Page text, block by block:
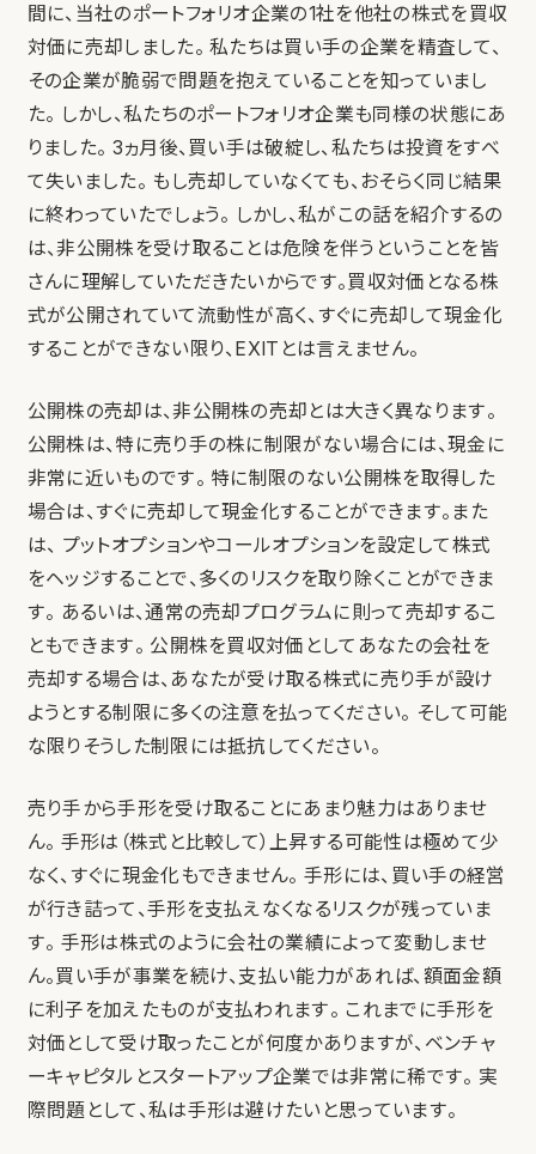
間に、当社のポートフォリオ企業の1社を他社の株式を買収
対価に売却しました。 私たちは買い手の企業を精査して、
その企業が脆弱で問題を抱えていることを知っていまし
た。 しかし、私たちのポートフォリオ企業も同様の状態にあ
りました。 3ヵ月後、買い手は破綻し、私たちは投資をすべ
て失いました。 もし売却していなくても、おそらく同じ結果
に終わっていたでしょう。 しかし、私がこの話を紹介するの
は、非公開株を受け取ることは危険を伴うということを皆
さんに理解していただきたいからです。買収対価となる株
式が公開されていて流動性が高く、すぐに売却して現金化
することができない限り、EXITとは言えません。
公開株の売却は、非公開株の売却とは大きく異なります。
公開株は、特に売り手の株に制限がない場合には、現金に
非常に近いものです。 特に制限のない公開株を取得した
場合は、すぐに売却して現金化することができます。また
は、 プットオプションやコールオプションを設定して株式
をヘッジすることで、多くのリスクを取り除くことができま
す。 あるいは、通常の売却プログラムに則って売却するこ
ともできます。 公開株を買収対価としてあなたの会社を
売却する場合は、あなたが受け取る株式に売り手が設け
ようとする制限に多くの注意を払ってください。 そして可能
な限りそうした制限には抵抗してください。
売り手から手形を受け取ることにあまり魅力はありませ
ん。 手形は（株式と比較して）上昇する可能性は極めて少
なく、すぐに現金化もできません。 手形には、買い手の経営
が行き詰って、手形を支払えなくなるリスクが残っていま
す。 手形は株式のように会社の業績によって変動しませ
ん。買い手が事業を続け、支払い能力があれば、額面金額
に利子を加えたものが支払われます。 これまでに手形を
対価として受け取ったことが何度かありますが、ベンチャ
ーキャピタルとスタートアップ企業では非常に稀です。 実
際問題として、私は手形は避けたいと思っています。